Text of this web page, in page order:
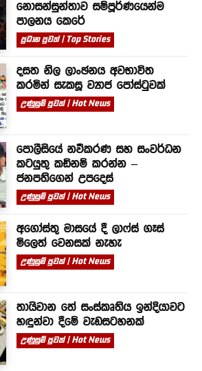
නොසන්සුන්තාව සම්පූර්ණයෙන්ම
පාලනය කෙරේ
ප්‍රධාන පුවත් | Top Stories
දසත නිල ලාංඡනය අවභාවිත
කරමින් සැකසූ ව්‍යාජ පෝස්ටුවක්
උණුසුම් පුවත් | Hot News
පොලීසියේ නවීකරණ සහ සංවර්ධන
කටයුතු කඩිනම් කරන්න –
ජනපතිගෙන් උපදෙස්
උණුසුම් පුවත් | Hot News
අගෝස්තු මාසයේ දී ලාෆ්ස් ගෑස්
මිලෙත් වෙනසක් නැහැ
උණුසුම් පුවත් | Hot News
තායිවාන තේ සංස්කෘතිය ඉන්දියාවට
හඳුන්වා දීමේ වැඩසටහනක්
උණුසුම් පුවත් | Hot News